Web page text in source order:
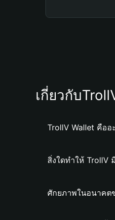
เกี่ยวกับ
TrollV Wallet คืออ
สิ่งใดทำให้ TrollV
ศักยภาพในอนาคต